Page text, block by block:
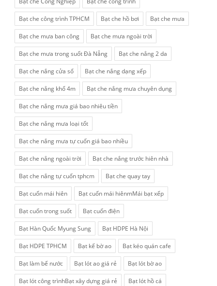
Bạt che công trình TPHCM Bạt che hồ bơi Bạt che mưa
Bạt che mưa ban công Bạt che mưa ngoài trời
Bạt che mưa trong suốt Đà Nẵng Bạt che nắng 2 da
Bạt che nắng cửa sổ Bạt che nắng dạng xếp
Bạt che nắng khổ 4m Bạt che nắng mưa chuyên dụng
Bạt che nắng mưa giá bao nhiêu tiền
Bạt che nắng mưa loại tốt
Bạt che nắng mưa tự cuốn giá bao nhiều
Bạt che nắng ngoài trời Bạt che nắng trước hiên nhà
Bạt che nắng tự cuốn tphcm Bạt che quay tay
Bạt cuốn mái hiên Bạt cuốn mái hiênmMái bạt xếp
Bạt cuốn trong suốt Bạt cuốn điện
Bạt Hàn Quốc Myung Sung Bạt HDPE Hà Nội
Bạt HDPE TPHCM Bạt kế bờ ao Bạt kéo quán cafe
Bạt làm bể nước Bạt lót ao giá rẻ Bạt lót bờ ao
Bạt lót công trìnhBạt xây dựng giá rẻ Bạt lót hồ cá